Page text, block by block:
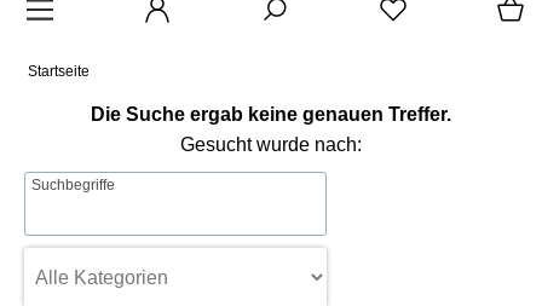
Startseite
Die Suche ergab keine genauen Treffer.
Gesucht wurde nach:
Suchbegriffe